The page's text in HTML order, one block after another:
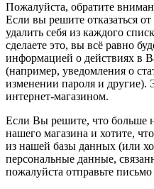
Пожалуйста, обратите
Если вы решите отказаться
удалить себя из каждого
сделаете это, вы всё равно
информацией о действиях в
(например, уведомления о
изменении пароля и другие).
интернет-магазином.
Если Вы решите, что больше
нашего магазина и хотите,
из нашей базы данных (или
персональные данные,
пожалуйста отправьте